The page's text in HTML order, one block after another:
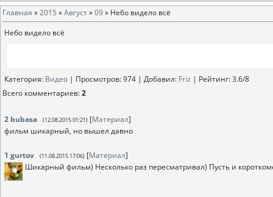
Главная »2015 »Август»09» Небо видело всё
Небо видело всё
Категория: Видео | Просмотров: 974 | Добавил: Friz | Рейтинг:3.6/8
Всего комментариев:2
2 bubasa (12.08.2015 01:21) [Материал]
фильм шикарный, но вышел давно
1 gurtov (11.08.2015 17:06) [Материал]
Шикарный фильм) Несколько раз пересматривал) Пусть и